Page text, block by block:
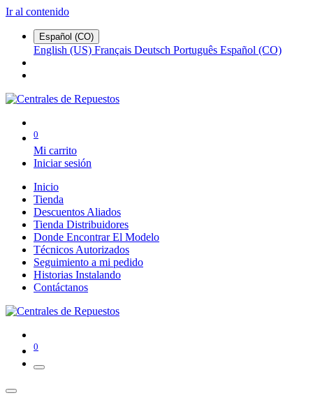
Ir al contenido
Español (CO)
English (US) Français Deutsch Português Español (CO)
0
Mi carrito
Iniciar sesión
Inicio
Tienda
Descuentos Aliados
Tienda Distribuidores
Donde Encontrar El Modelo
Técnicos Autorizados
Seguimiento a mi pedido
Historias Instalando
Contáctanos
0